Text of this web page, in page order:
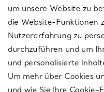
E-MAIL
um unsere Website zu
die Website-Funktionen
Nutzererfahrung zu
durchzuführen und um
und personalisierte
Um mehr über Cookies
und wie Sie Ihre Cookie-